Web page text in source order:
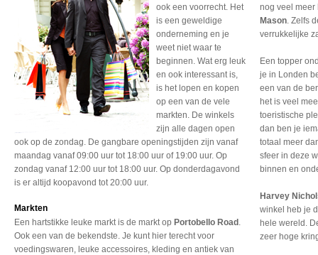
ook een voorrecht. Het
is een geweldige
onderneming en je
weet niet waar te
beginnen. Wat erg leuk
en ook interessant is,
is het lopen en kopen
op een van de vele
markten. De winkels
zijn alle dagen open
ook op de zondag. De gangbare openingstijden zijn vanaf
maandag vanaf 09:00 uur tot 18:00 uur of 19:00 uur. Op
zondag vanaf 12:00 uur tot 18:00 uur. Op donderdagavond
is er altijd koopavond tot 20:00 uur.
Markten
Een hartstikke leuke markt is de markt op Portobello Road .
Ook een van de bekendste. Je kunt hier terecht voor
voedingswaren, leuke accessoires, kleding en antiek van
nog veel
Mason. Zelfs
verrukkelijke
Een topper
je in Londen
een van de
het is veel
toeristische
dan ben je
totaal meer
sfeer in deze
binnen en
Harvey
winkel heb je
hele wereld.
zeer hoge